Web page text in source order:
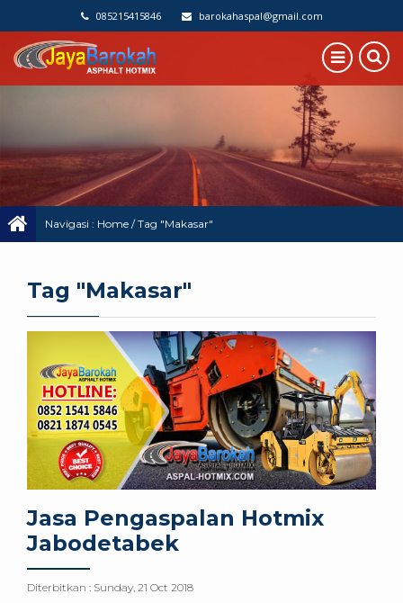
085215415846 barokahaspal@gmail.com
Navigasi : Home /Tag "Makasar"
Tag "Makasar"
Jasa Pengaspalan Hotmix
Jabodetabek
Diterbitkan : Sunday, 21 Oct 2018